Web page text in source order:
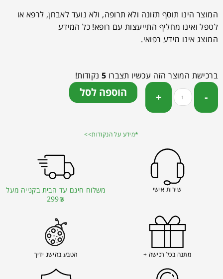
המוצר הינו תוסף תזונה ולא תרופה, ולא נועד לאבחן, לרפא או
לטפל ואינו מחליף התייעצות עם רופא! כל המידע
המוצג אינו מידע רפואי.
ברכישת המוצר הזה עכשיו תצברו 5 נקודות!
הוספה לסל
*מידע על הנקודות>>
שירות אישי
משלוח חינם עד הבית בקנייה מעל
299₪
מתנה בכל רכישה + הטבע בהישג ידיך